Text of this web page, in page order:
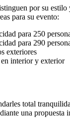
por su
para su evento:
para 250
para 290
exteriores
interior y exterior
total
una propuesta